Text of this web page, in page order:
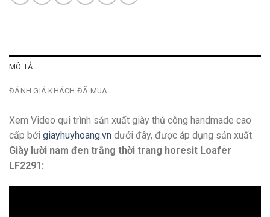
MÔ TẢ
ĐÁNH GIÁ KHÁCH ĐÃ MUA
Xem Video qui trình sản xuất giày thủ công handmade cao
cấp bởi giayhuyhoang.vn dưới đây, được áp dụng sản xuất
Giày lười nam đen trắng thời trang horesit Loafer
LF2291: